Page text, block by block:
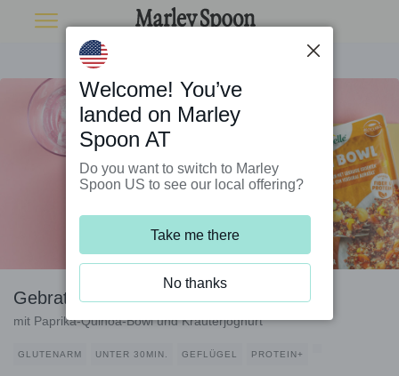
Gebratene Hähnchenwürfel
mit Paprika-Quinoa-Bowl und Kräuterjoghurt
GLUTENARM UNTER 30MIN. GEFLÜGEL PROTEIN+
Welcome! You’ve
landed on Marley
Spoon AT
Do you want to switch to Marley
Spoon US to see our local offering?
Take me there
No thanks